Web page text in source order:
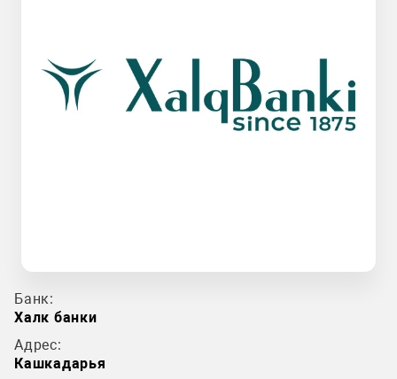
Банк:
Халк банки
Адрес:
Кашкадарья